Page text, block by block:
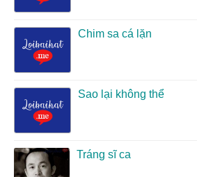
Chim sa cá lặn
Sao lại không thể
Tráng sĩ ca